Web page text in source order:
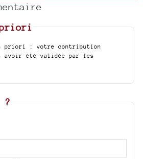
priori
a priori : votre contribution
avoir été validée par les
?